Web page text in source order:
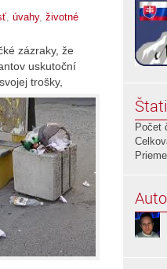
úvahy, životné
zázraky, že
uskutoční
trošky,
Počet